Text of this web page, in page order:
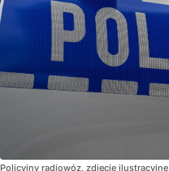
Policyjny radiowóz, zdjęcie ilustracyjne